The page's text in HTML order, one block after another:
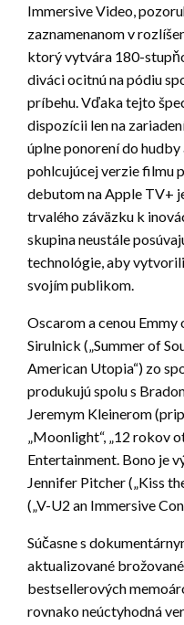
Immersive Video,
zaznamenanom v
ktorý vytvára 180-
diváci ocitnú na pódiu
príbehu. Vďaka tejto
dispozícii len na
úplne ponorení do
pohlcujúcej verzie filmu
debutom na Apple TV+
trvalého záväzku k
skupina neustále
technológie, aby
svojím publikom.
Oscarom a cenou Emmy
Sirulnick („Summer of
American Utopia“) zo
produkujú spolu s
Jeremym Kleinerom
„Moonlight“, „12 rokov
Entertainment. Bono je
Jennifer Pitcher („Kiss
(„V-U2 an Immersive
Súčasne s
aktualizované
bestsellerových
rovnako neúctyhodná